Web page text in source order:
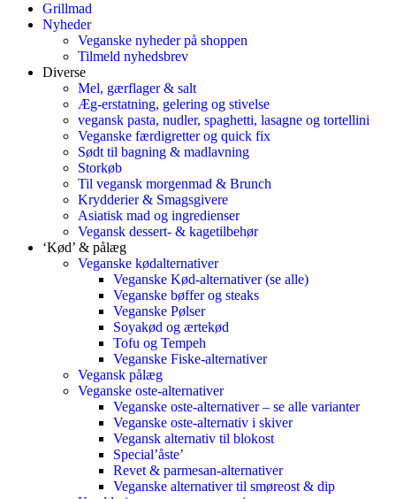
Grillmad
Nyheder
Veganske nyheder på shoppen
Tilmeld nyhedsbrev
Diverse
Mel, gærflager & salt
Æg-erstatning, gelering og stivelse
vegansk pasta, nudler, spaghetti, lasagne og tortellini
Veganske færdigretter og quick fix
Sødt til bagning & madlavning
Storkøb
Til vegansk morgenmad & Brunch
Krydderier & Smagsgivere
Asiatisk mad og ingredienser
Vegansk dessert- & kagetilbehør
‘Kød’ & pålæg
Veganske kødalternativer
Veganske Kød-alternativer (se alle)
Veganske bøffer og steaks
Veganske Pølser
Soyakød og ærtekød
Tofu og Tempeh
Veganske Fiske-alternativer
Vegansk pålæg
Veganske oste-alternativer
Veganske oste-alternativer – se alle varianter
Veganske oste-alternativ i skiver
Vegansk alternativ til blokost
Special’åste’
Revet & parmesan-alternativer
Veganske alternativer til smøreost & dip